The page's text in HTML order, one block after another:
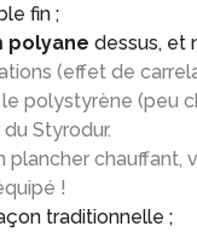
fin ;
polyane dessus, et
(effet de
polystyrène (peu
Styrodur.
chauffant,
!
traditionnelle ;